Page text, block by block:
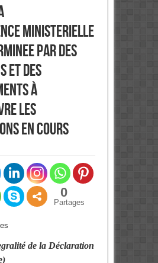
ministerielle
par des
et des
à
les
en cours
0
Partages
de la Déclaration